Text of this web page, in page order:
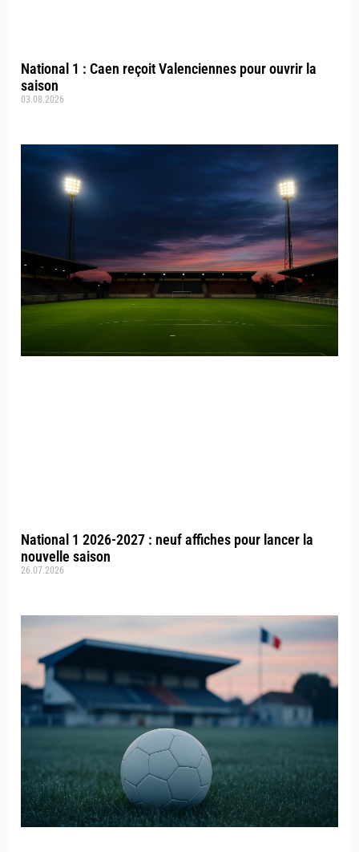
National 1 : Caen reçoit Valenciennes pour ouvrir la
saison
03.08.2026
National 1 2026-2027 : neuf affiches pour lancer la
nouvelle saison
26.07.2026